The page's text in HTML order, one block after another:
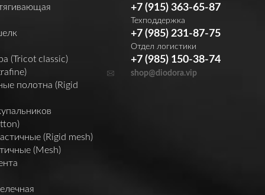
(Tricot classic)
полотна (Rigid
(Rigid mesh)
(Mesh)
+7 (915) 363-65-87
Техподдержка
+7 (985) 231-87-75
Отдел логистики
+7 (985) 150-38-74
shop@diodora.vip